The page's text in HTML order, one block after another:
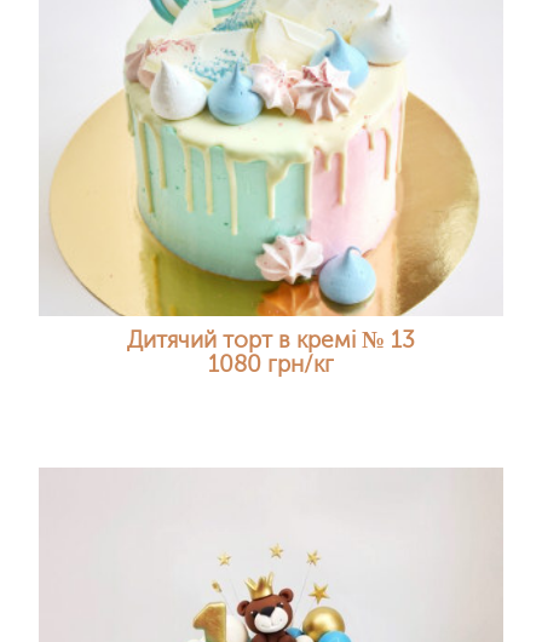
Дитячий торт в кремі № 13
1080 грн/кг